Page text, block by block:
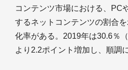
コンテンツ市場における、PC
するネットコンテンツの割合
化率がある。2019年は30.6％
より2.2ポイント増加し、順調